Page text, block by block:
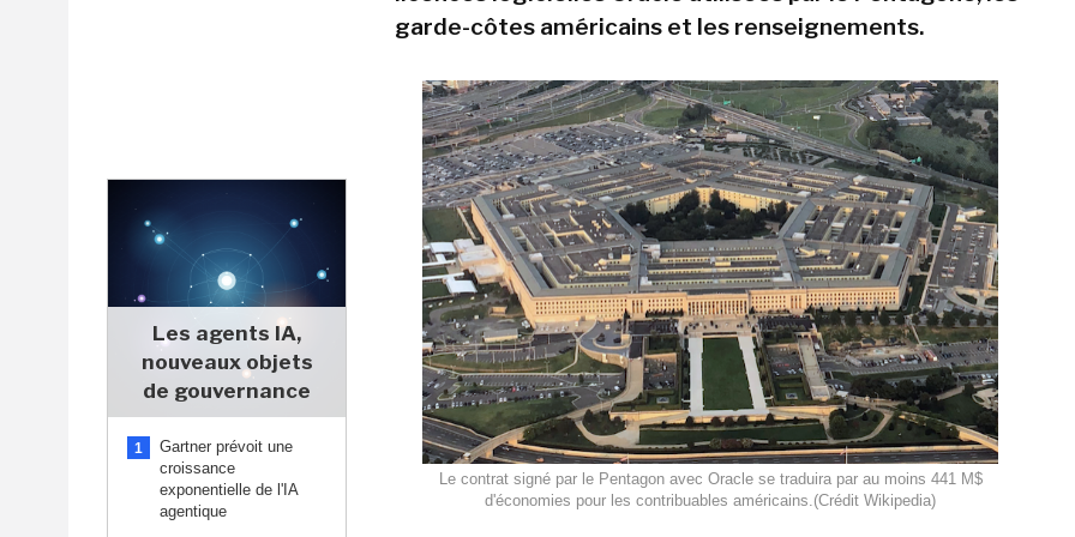
Les agents IA,
nouveaux objets
de gouvernance
1
Gartner prévoit une
croissance
exponentielle de l'IA
agentique
garde-côtes américains et les renseignements.
Le contrat signé par le Pentagon avec Oracle se traduira par au moins 441 M$
d'économies pour les contribuables américains.(Crédit Wikipedia)